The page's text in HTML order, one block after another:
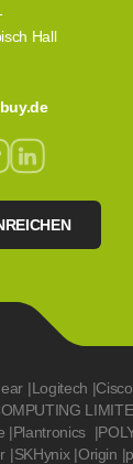
Hall
|Logitech |
|Plantronics |
|SKHynix |Origin |